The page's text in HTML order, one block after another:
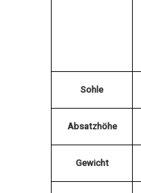
Sohle
Absatzhöhe
Gewicht